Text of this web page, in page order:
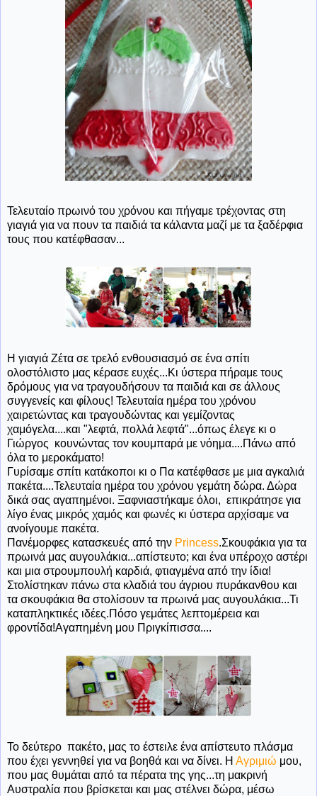
Τελευταίο πρωινό του χρόνου και πήγαμε τρέχοντας στη
γιαγιά για να πουν τα παιδιά τα κάλαντα μαζί με τα ξαδέρφια
τους που κατέφθασαν...
Η γιαγιά Ζέτα σε τρελό ενθουσιασμό σε ένα σπίτι
ολοστόλιστο μας κέρασε ευχές...Κι ύστερα πήραμε τους
δρόμους για να τραγουδήσουν τα παιδιά και σε άλλους
συγγενείς και φίλους! Τελευταία ημέρα του χρόνου
χαιρετώντας και τραγουδώντας και γεμίζοντας
χαμόγελα....και "λεφτά, πολλά λεφτά"...όπως έλεγε κι ο
Γιώργος κουνώντας τον κουμπαρά με νόημα....Πάνω από
όλα το μεροκάματο!
Γυρίσαμε σπίτι κατάκοποι κι ο Πα κατέφθασε με μια αγκαλιά
πακέτα....Τελευταία ημέρα του χρόνου γεμάτη δώρα. Δώρα
δικά σας αγαπημένοι. Ξαφνιαστήκαμε όλοι, επικράτησε για
λίγο ένας μικρός χαμός και φωνές κι ύστερα αρχίσαμε να
ανοίγουμε πακέτα.
Πανέμορφες κατασκευές από την Princess.Σκουφάκια για τα
πρωινά μας αυγουλάκια...απίστευτο; και ένα υπέροχο αστέρι
και μια στρουμπουλή καρδιά, φτιαγμένα από την ίδια!
Στολίστηκαν πάνω στα κλαδιά του άγριου πυράκανθου και
τα σκουφάκια θα στολίσουν τα πρωινά μας αυγουλάκια...Τι
καταπληκτικές ιδέες.Πόσο γεμάτες λεπτομέρεια και
φροντίδα!Αγαπημένη μου Πριγκίπισσα....
Το δεύτερο πακέτο, μας το έστειλε ένα απίστευτο πλάσμα
που έχει γεννηθεί για να βοηθά και να δίνει. Η Αγριμιώ μου,
που μας θυμάται από τα πέρατα της γης...τη μακρινή
Αυστραλία που βρίσκεται και μας στέλνει δώρα, μέσω